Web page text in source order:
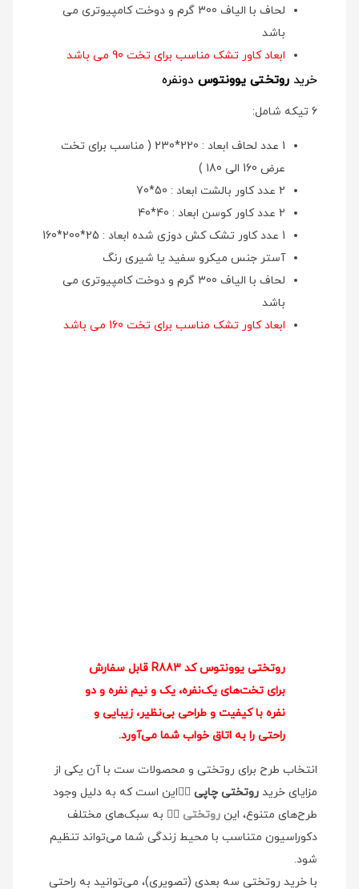
لحاف با الیاف 300 گرم و دوخت کامپیوتری می
باشد
ابعاد کاور تشک مناسب برای تخت 90 می باشد
خرید روتختی یوونتوس دونفره
6 تیکه شامل:
1 عدد لحاف ابعاد : 220*230 ( مناسب برای تخت
عرض 160 الی 180 )
2 عدد کاور بالشت ابعاد : 50*70
2 عدد کاور کوسن ابعاد : 40*40
1 عدد کاور تشک کش دوزی شده ابعاد : 25*200*160
آستر جنس میکرو سفید یا شیری رنگ
لحاف با الیاف 300 گرم و دوخت کامپیوتری می
باشد
ابعاد کاور تشک مناسب برای تخت 160 می باشد
روتختی یوونتوس کد R883 قابل سفارش
برای تخت‌های یک‌نفره، یک و نیم نفره و دو
نفره با کیفیت و طراحی بی‌نظیر، زیبایی و
راحتی را به اتاق خواب شما می‌آورد.
انتخاب طرح برای روتختی و محصولات ست با آن یکی از
مزایای خرید روتختی چاپی 👉🏻این است که به دلیل وجود
طرح‌های متنوع، این روتختی 👉🏻 به سبک‌های مختلف
دکوراسیون متناسب با محیط زندگی شما می‌تواند تنظیم
شود.
با خرید روتختی سه بعدی (تصویری)، می‌توانید به راحتی